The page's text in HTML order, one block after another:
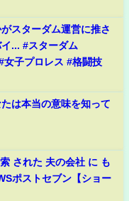
スターダム運営に推さ
... #スターダム
子プロレス #格闘技
は本当の意味を知って
された 夫の会社 に も
ポストセブン【ショー